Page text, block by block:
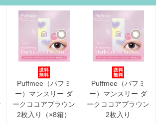
Puffmee（パフミ
ー）マンスリー ダ
ークココアブラウン
2枚入り（×8箱）
Puffmee（パフミ
ー）マンスリー ダ
ークココアブラウン
2枚入り